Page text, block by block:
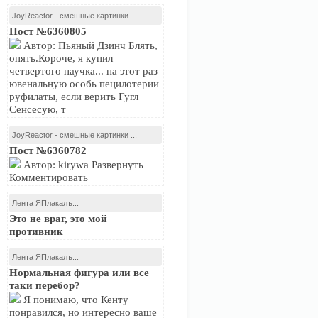
JoyReactor - смешные картинки ...
Пост №6360805
Автор: Пьяный Дзинч Блять,
опять.Короче, я купил
четвертого паучка... на этот раз
ювенальную особь пецилотерии
руфилаты, если верить Гугл
Сенсесую, т
JoyReactor - смешные картинки ...
Пост №6360782
Автор: kirywa Развернуть
Комментировать
Лента ЯПлакалъ...
Это не враг, это мой
противник
Лента ЯПлакалъ...
Нормальная фигура или все
таки перебор?
Я понимаю, что Кенту
понравился, но интересно ваше